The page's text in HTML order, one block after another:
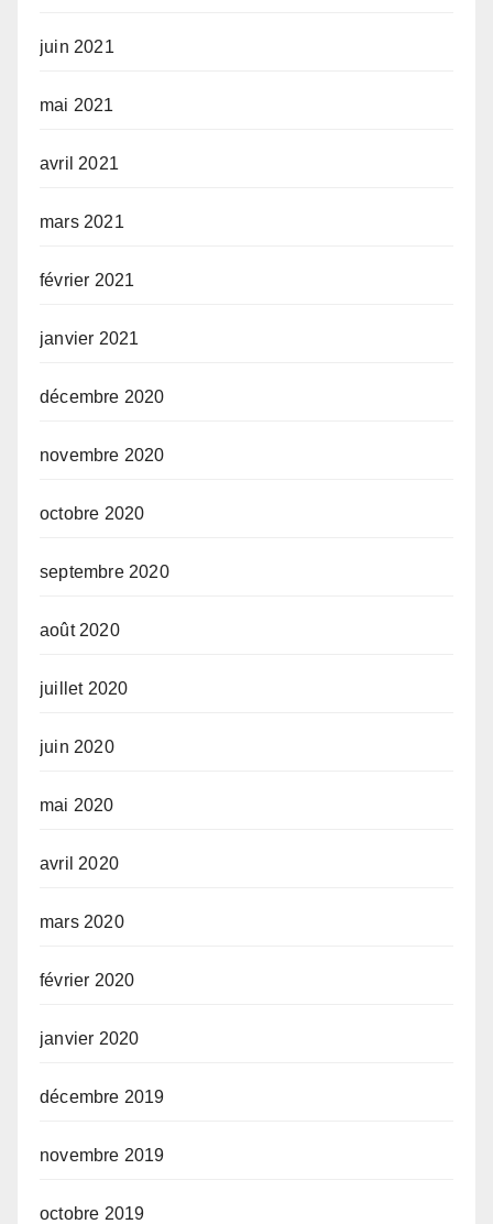
juin 2021
mai 2021
avril 2021
mars 2021
février 2021
janvier 2021
décembre 2020
novembre 2020
octobre 2020
septembre 2020
août 2020
juillet 2020
juin 2020
mai 2020
avril 2020
mars 2020
février 2020
janvier 2020
décembre 2019
novembre 2019
octobre 2019